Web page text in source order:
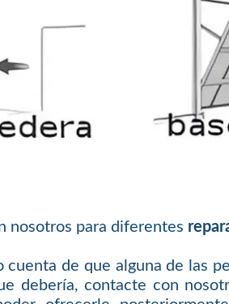
nosotros para diferentes
cuenta de que alguna de las
debería, contacte con